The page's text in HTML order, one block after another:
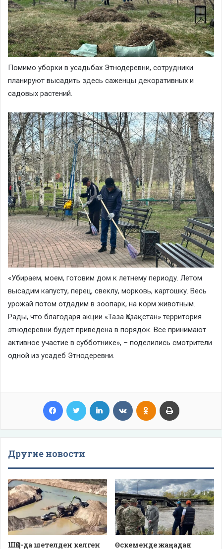
Помимо уборки в усадьбах Этнодеревни, сотрудники
планируют высадить здесь саженцы декоративных и
садовых растений.
«Убираем, моем, готовим дом к летнему периоду. Летом
высадим капусту, перец, свеклу, морковь, картошку. Весь
урожай потом отдадим в зоопарк, на корм животным.
Рады, что благодаря акции «Таза Қазақстан» территория
этнодеревни будет приведена в порядок. Все принимают
активное участие в субботнике», – поделились смотрители
одной из усадеб Этнодеревни.
Facebook Twitter LinkedIn VKontakteOdnoklassniki
Другие новости
ШҚО-да шетелден келген Өскеменде жаңадан